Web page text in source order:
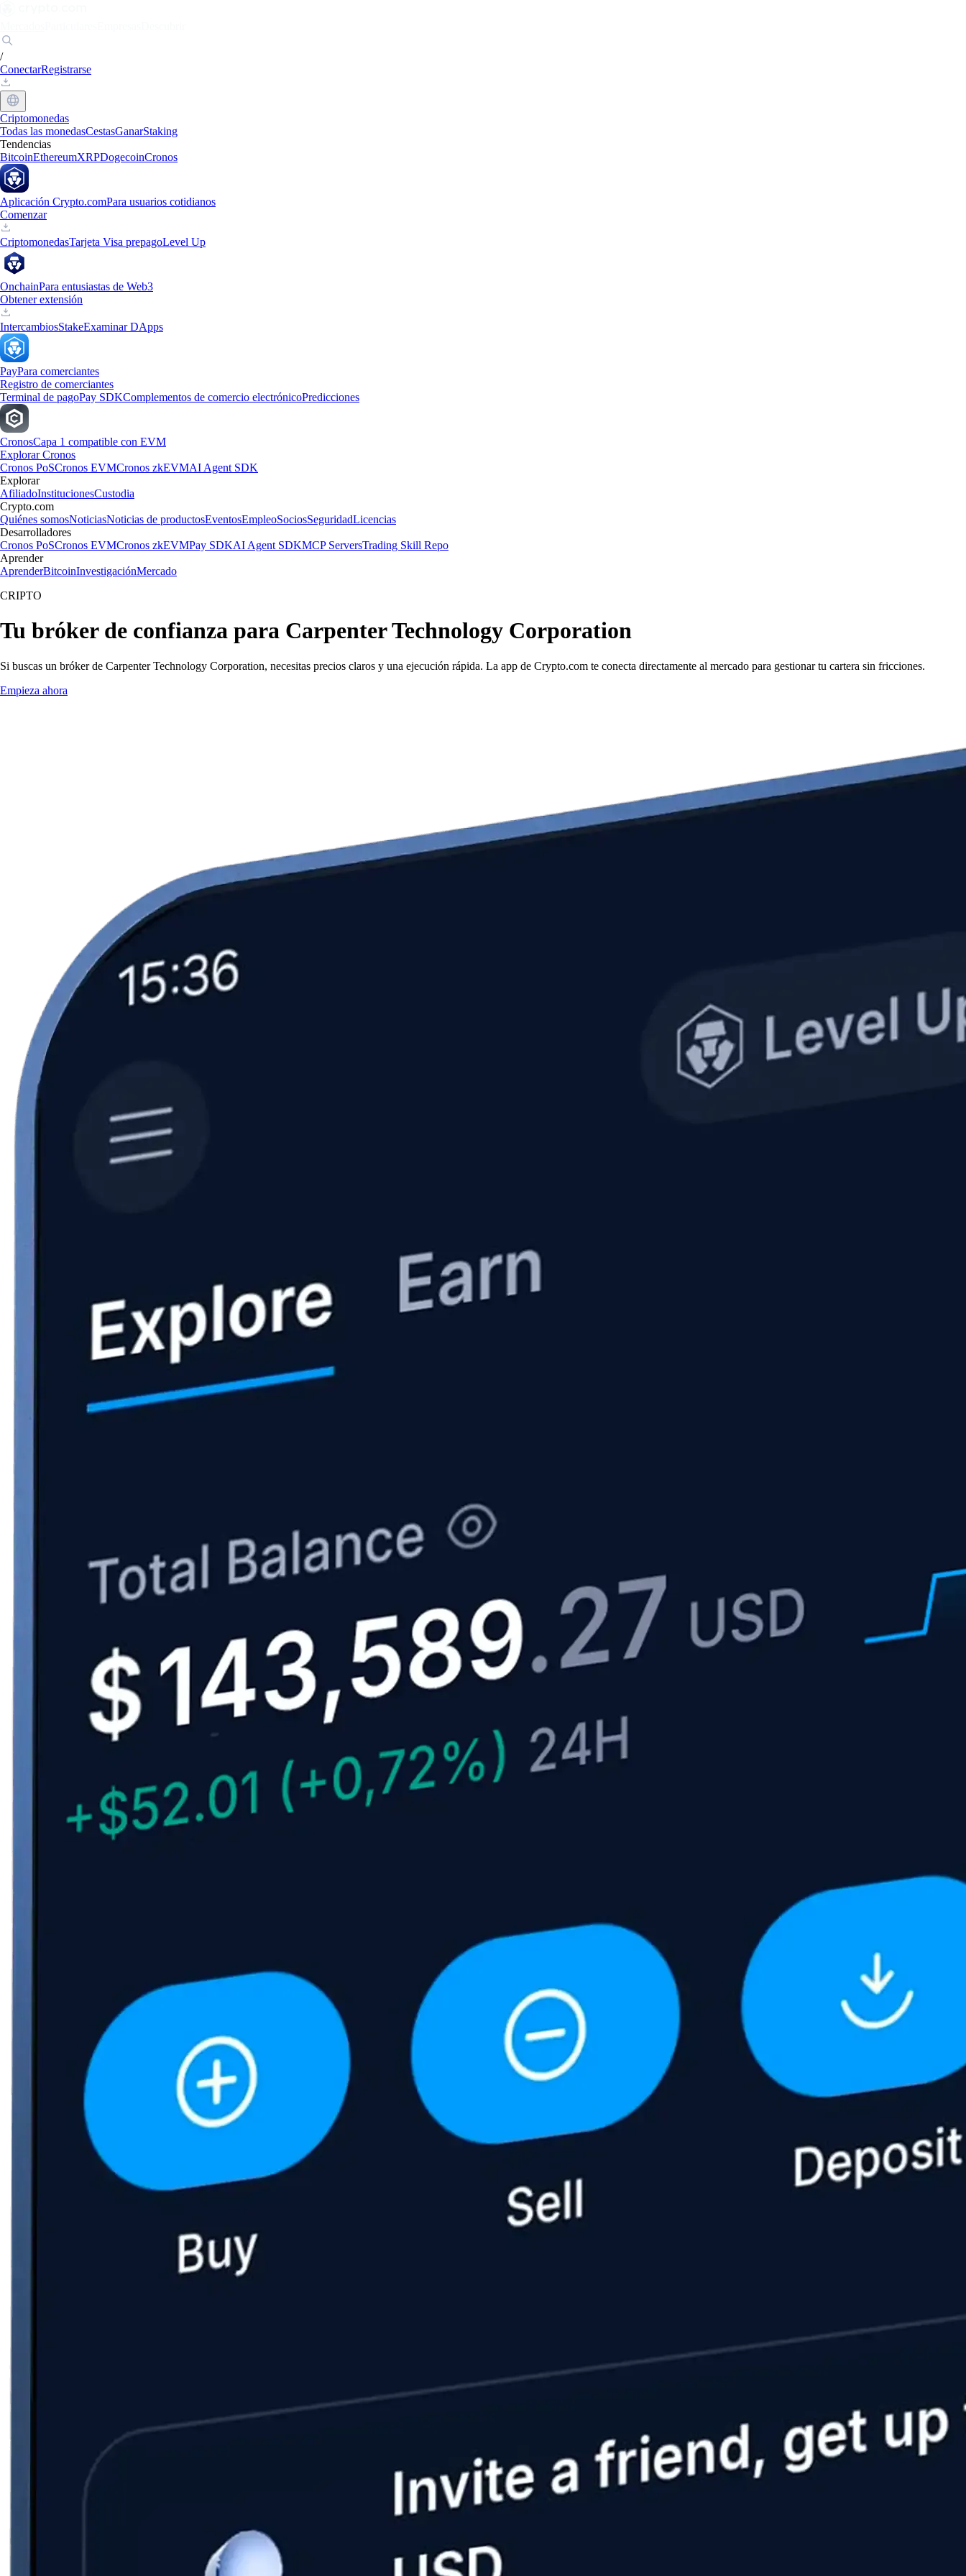
/
ConectarRegistrarse
Criptomonedas
Todas las monedasCestasGanarStaking
Tendencias
BitcoinEthereumXRPDogecoinCronos
Aplicación Crypto.comPara usuarios cotidianos
Comenzar
CriptomonedasTarjeta Visa prepagoLevel Up
OnchainPara entusiastas de Web3
Obtener extensión
IntercambiosStakeExaminar DApps
PayPara comerciantes
Registro de comerciantes
Terminal de pagoPay SDKComplementos de comercio electrónicoPredicciones
CronosCapa 1 compatible con EVM
Explorar Cronos
Cronos PoSCronos EVMCronos zkEVMAI Agent SDK
Explorar
AfiliadoInstitucionesCustodia
Crypto.com
Quiénes somosNoticiasNoticias de productosEventosEmpleoSociosSeguridadLicencias
Desarrolladores
Cronos PoSCronos EVMCronos zkEVMPay SDKAI Agent SDKMCP ServersTrading Skill Repo
Aprender
AprenderBitcoinInvestigaciónMercado
CRIPTO
Tu bróker de confianza para Carpenter Technology Corporation
Si buscas un bróker de Carpenter Technology Corporation, necesitas precios claros y una ejecución rápida. La app de Crypto.com te conecta directamente al mercado para gestionar tu cartera sin fricciones.
Empieza ahora